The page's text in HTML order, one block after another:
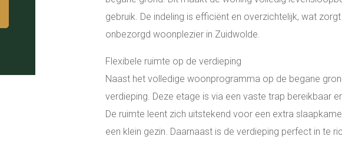
gebruik. De indeling is efficiënt en overzichtelijk, wat
onbezorgd woonplezier in Zuidwolde.
Flexibele ruimte op de verdieping
Naast het volledige woonprogramma op de begane
verdieping. Deze etage is via een vaste trap bereikbaar
De ruimte leent zich uitstekend voor een extra
een klein gezin. Daarnaast is de verdieping perfect in te